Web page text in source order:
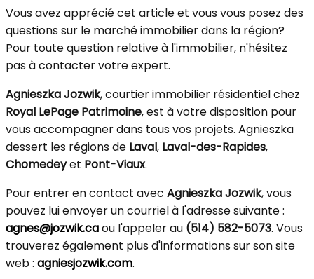
Vous avez apprécié cet article et vous vous posez des
questions sur le marché immobilier dans la région?
Pour toute question relative à l'immobilier, n'hésitez
pas à contacter votre expert.
Agnieszka Jozwik, courtier immobilier résidentiel chez
Royal LePage Patrimoine, est à votre disposition pour
vous accompagner dans tous vos projets. Agnieszka
dessert les régions de Laval, Laval-des-Rapides,
Chomedeyet Pont-Viaux.
Pour entrer en contact avec Agnieszka Jozwik, vous
pouvez lui envoyer un courriel à l'adresse suivante :
agnes@jozwik.caou l'appeler au (514) 582-5073. Vous
trouverez également plus d'informations sur son site
web : agniesjozwik.com.